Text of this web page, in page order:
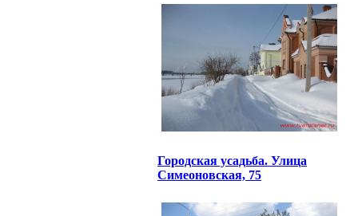
Городская усадьба. Улица
Симеоновская, 75